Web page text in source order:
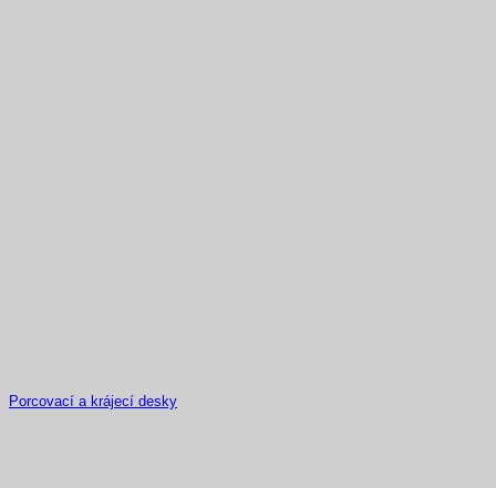
Porcovací a krájecí desky